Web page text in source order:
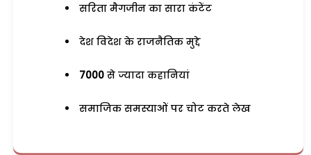
सरिता मैगजीन का सारा कंटेंट
देश विदेश के राजनैतिक मुद्दे
7000 से ज्यादा कहानियां
समाजिक समस्याओं पर चोट करते लेख